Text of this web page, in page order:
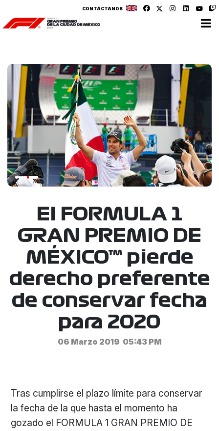
CONTÁCTANOS
El FORMULA 1
GRAN PREMIO DE
MÉXICO™ pierde
derecho preferente
de conservar fecha
para 2020
06 Marzo 2019 05:43 PM
Tras cumplirse el plazo límite para conservar
la fecha de la que hasta el momento ha
gozado el FORMULA 1 GRAN PREMIO DE